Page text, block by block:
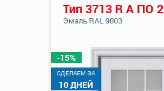
-15%
CДЕЛАЕМ ЗА
10 ДНЕЙ
Тип 3713 R А ПО 2
Эмаль RAL 9003